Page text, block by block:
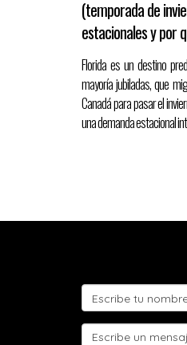
Pisos de
Encimeras
dólares
¿Eres
(temporada de
estacionales y por
Florida es un destino
mayoría jubiladas, que
Canadá para pasar el
una demanda estacional